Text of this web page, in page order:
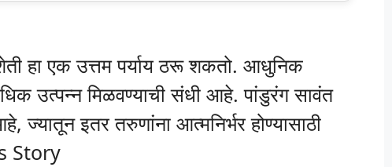
हा एक उत्तम पर्याय ठरू शकतो. आधुनिक
उत्पन्न मिळवण्याची संधी आहे. पांडुरंग सावंत
ज्यातून इतर तरुणांना आत्मनिर्भर होण्यासाठी
Story